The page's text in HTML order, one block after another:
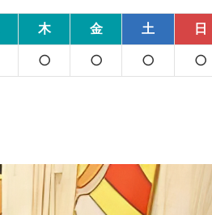
木 金 土 日
○ ○ ○ ○